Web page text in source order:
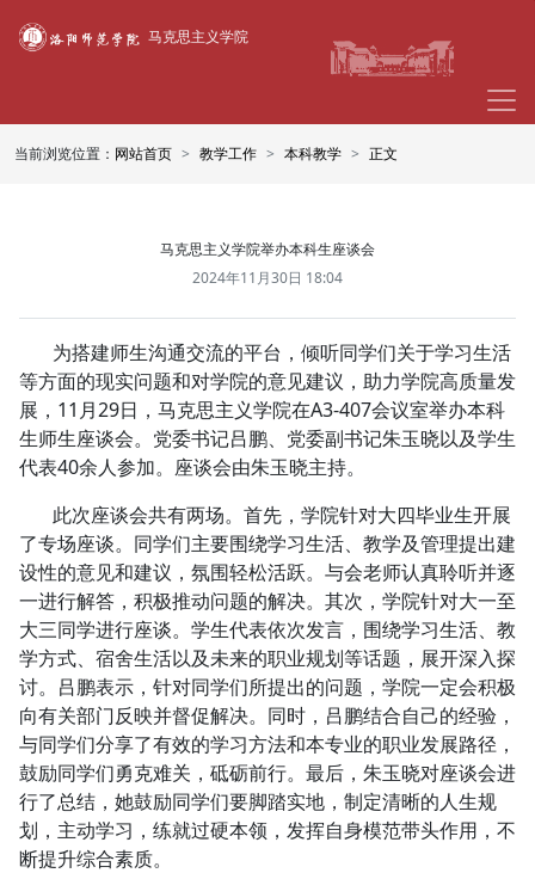
马克思主义学院
当前浏览位置： 网站首页 教学工作 本科教学 正文
马克思主义学院举办本科生座谈会
2024年11月30日 18:04
为搭建师生沟通交流的平台，倾听同学们关于学习生活
等方面的现实问题和对学院的意见建议，助力学院高质量发
展，11月29日，马克思主义学院在A3-407会议室举办本科
生师生座谈会。党委书记吕鹏、党委副书记朱玉晓以及学生
代表40余人参加。座谈会由朱玉晓主持。
此次座谈会共有两场。首先，学院针对大四毕业生开展
了专场座谈。同学们主要围绕学习生活、教学及管理提出建
设性的意见和建议，氛围轻松活跃。与会老师认真聆听并逐
一进行解答，积极推动问题的解决。其次，学院针对大一至
大三同学进行座谈。学生代表依次发言，围绕学习生活、教
学方式、宿舍生活以及未来的职业规划等话题，展开深入探
讨。吕鹏表示，针对同学们所提出的问题，学院一定会积极
向有关部门反映并督促解决。同时，吕鹏结合自己的经验，
与同学们分享了有效的学习方法和本专业的职业发展路径，
鼓励同学们勇克难关，砥砺前行。最后，朱玉晓对座谈会进
行了总结，她鼓励同学们要脚踏实地，制定清晰的人生规
划，主动学习，练就过硬本领，发挥自身模范带头作用，不
断提升综合素质。